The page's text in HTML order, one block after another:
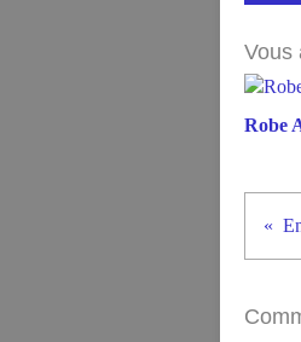
Vous
Robe